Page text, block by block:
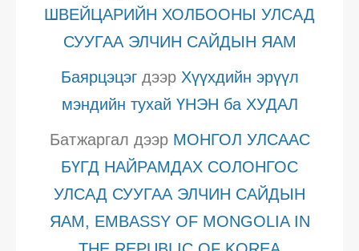
ШВЕЙЦАРИЙН ХОЛБООНЫ УЛСАД
СУУГАА ЭЛЧИН САЙДЫН ЯАМ
Баярцэцэгдээр Хүүхдийн эрүүл
мэндийн тухай ҮНЭН ба ХУДАЛ
Батжаргал дээр МОНГОЛ УЛСААС
БҮГД НАЙРАМДАХ СОЛОНГОС
УЛСАД СУУГАА ЭЛЧИН САЙДЫН
ЯАМ, EMBASSY OF MONGOLIA IN